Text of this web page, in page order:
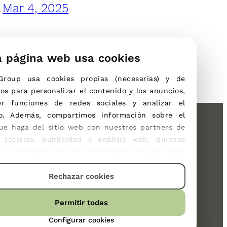
página web usa cookies
usa cookies propias (necesarias) y de
para personalizar el contenido y los anuncios,
funciones de redes sociales y analizar el
Además, compartimos información sobre el
haga del sitio web con nuestros partners de
sociales, publicidad y análisis web, quienes
o que hayan recopilado a partir del uso
hecho de sus servicios.
de cookies - KBV
Rechazar cookies
Configurar cookies
Permitir todas
Mar 4, 2025
Actualités Contact